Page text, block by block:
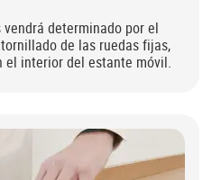
determinado por el
de las ruedas fijas,
el interior del estante móvil.